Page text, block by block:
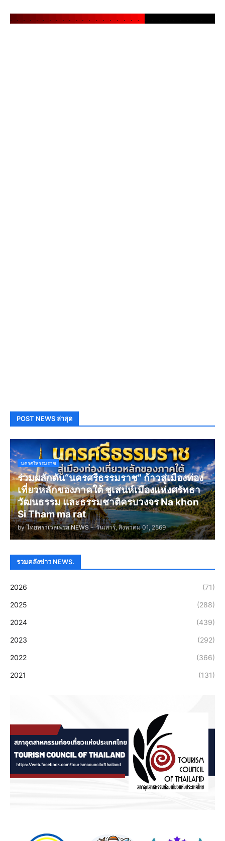
. . . . . . . . . . . . . . . . . . . .
POST NEWS ล่าสุด
นครศรีธรรมราช
ร่วมผลักดัน“นครศรีธรรมราช” ก้าวสู่เมืองท่อง
เที่ยวหลักของภาคใต้ ชูเสน่ห์เมืองแห่งศรัทธา
วัฒนธรรม และธรรมชาติครบวงจร Na khon
Si Tham ma rat
by ไทยทราเวลเพรส NEWS - วันเสาร์, สิงหาคม 01, 2569
รวมคลังข่าว NEWS.
2026 (71)
2025 (288)
2024 (439)
2023 (292)
2022 (366)
2021 (131)